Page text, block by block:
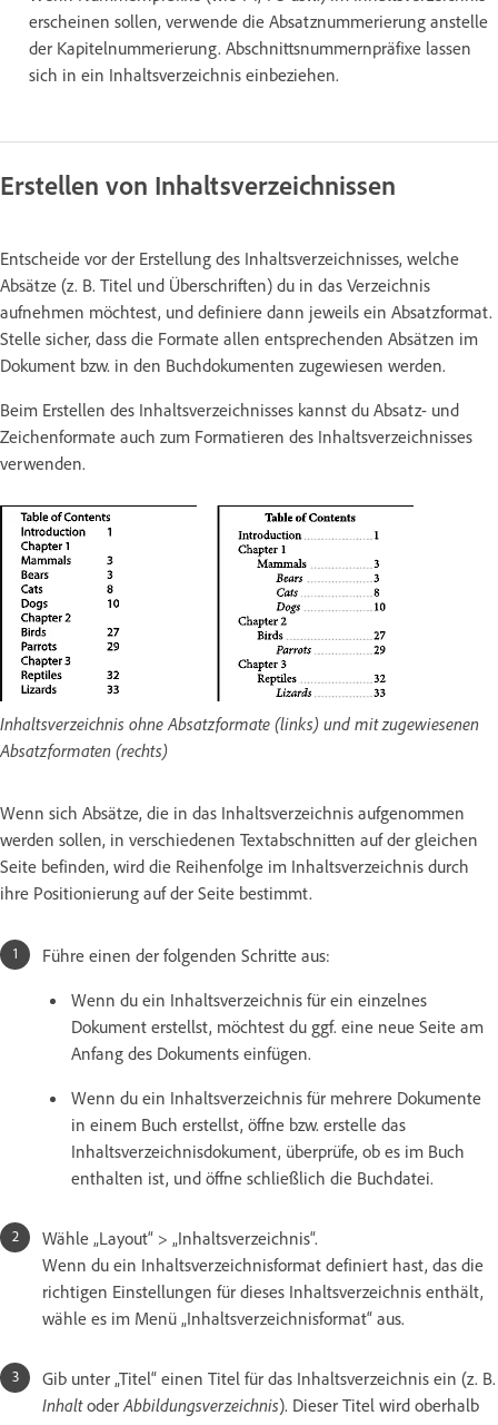
erscheinen sollen, verwende die Absatznummerierung anstelle
der Kapitelnummerierung. Abschnittsnummernpräfixe lassen
sich in ein Inhaltsverzeichnis einbeziehen.
Erstellen von Inhaltsverzeichnissen
Entscheide vor der Erstellung des Inhaltsverzeichnisses, welche
Absätze (z. B. Titel und Überschriften) du in das Verzeichnis
aufnehmen möchtest, und definiere dann jeweils ein Absatzformat.
Stelle sicher, dass die Formate allen entsprechenden Absätzen im
Dokument bzw. in den Buchdokumenten zugewiesen werden.
Beim Erstellen des Inhaltsverzeichnisses kannst du Absatz- und
Zeichenformate auch zum Formatieren des Inhaltsverzeichnisses
verwenden.
Inhaltsverzeichnis ohne Absatzformate (links) und mit zugewiesenen
Absatzformaten (rechts)
Wenn sich Absätze, die in das Inhaltsverzeichnis aufgenommen
werden sollen, in verschiedenen Textabschnitten auf der gleichen
Seite befinden, wird die Reihenfolge im Inhaltsverzeichnis durch
ihre Positionierung auf der Seite bestimmt.
Führe einen der folgenden Schritte aus:
Wenn du ein Inhaltsverzeichnis für ein einzelnes
Dokument erstellst, möchtest du ggf. eine neue Seite am
Anfang des Dokuments einfügen.
Wenn du ein Inhaltsverzeichnis für mehrere Dokumente
in einem Buch erstellst, öffne bzw. erstelle das
Inhaltsverzeichnisdokument, überprüfe, ob es im Buch
enthalten ist, und öffne schließlich die Buchdatei.
Wähle „Layout“ > „Inhaltsverzeichnis“.
Wenn du ein Inhaltsverzeichnisformat definiert hast, das die
richtigen Einstellungen für dieses Inhaltsverzeichnis enthält,
wähle es im Menü „Inhaltsverzeichnisformat“ aus.
Gib unter „Titel“ einen Titel für das Inhaltsverzeichnis ein (z. B.
Inhaltoder Abbildungsverzeichnis). Dieser Titel wird oberhalb